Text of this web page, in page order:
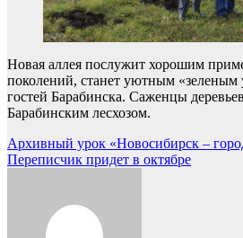
Новая аллея послужит хорошим
поколений, станет уютным «зеленым
гостей Барабинска. Саженцы
Барабинским лесхозом.
Навигация
по
Архивный урок «Новосибирск –
Переписчик придет в октябре